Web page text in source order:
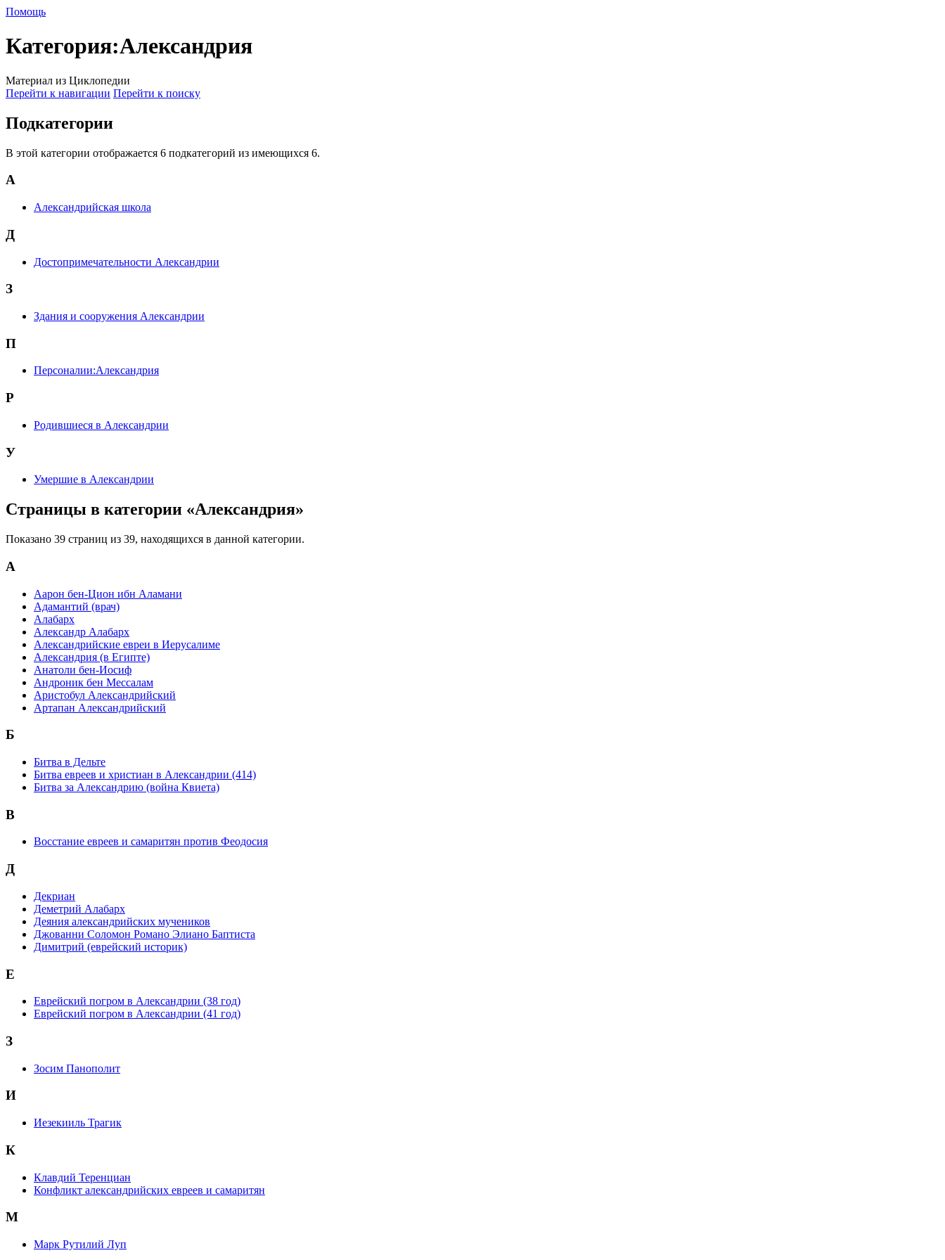
Помощь
Категория:Александрия
Материал из Циклопедии
Перейти к навигации Перейти к поиску
Подкатегории
В этой категории отображается 6 подкатегорий из имеющихся 6.
А
Александрийская школа
Д
Достопримечательности Александрии
З
Здания и сооружения Александрии
П
Персоналии:Александрия
Р
Родившиеся в Александрии
У
Умершие в Александрии
Страницы в категории «Александрия»
Показано 39 страниц из 39, находящихся в данной категории.
А
Аарон бен-Цион ибн Аламани
Адамантий (врач)
Алабарх
Александр Алабарх
Александрийские евреи в Иерусалиме
Александрия (в Египте)
Анатоли бен-Иосиф
Андроник бен Мессалам
Аристобул Александрийский
Артапан Александрийский
Б
Битва в Дельте
Битва евреев и христиан в Александрии (414)
Битва за Александрию (война Квиета)
В
Восстание евреев и самаритян против Феодосия
Д
Декриан
Деметрий Алабарх
Деяния александрийских мучеников
Джованни Соломон Романо Элиано Баптиста
Димитрий (еврейский историк)
Е
Еврейский погром в Александрии (38 год)
Еврейский погром в Александрии (41 год)
З
Зосим Панополит
И
Иезекииль Трагик
К
Клавдий Теренциан
Конфликт александрийских евреев и самаритян
М
Марк Рутилий Луп